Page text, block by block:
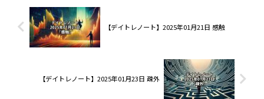
【デイトレノート】2025年01月21日 感触
【デイトレノート】2025年01月23日 疎外